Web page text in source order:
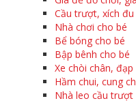
Cầu trượt, xích đu
Nhà chơi cho bé
Bể bóng cho bé
Bập bênh cho bé
Xe chòi chân, đạp
Hầm chui, cung
Nhà leo cầu trượt